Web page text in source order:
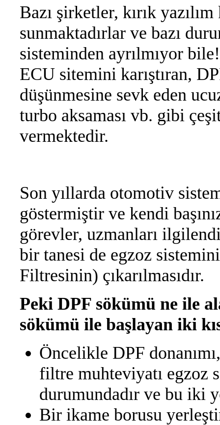
Bazı şirketler, kırık
sunmaktadırlar ve bazı
sisteminden ayrılmıyor
ECU sitemini karıştıran,
düşünmesine sevk eden
turbo aksaması vb. gibi
vermektedir.
Son yıllarda otomotiv
göstermiştir ve kendi
görevler, uzmanları
bir tanesi de egzoz
Filtresinin) çıkarılmasıdır.
Peki DPF sökümü ne ile
sökümü ile başlayan iki
Öncelikle DPF
filtre muhteviyatı egzoz
durumundadır ve bu iki
Bir ikame borusu